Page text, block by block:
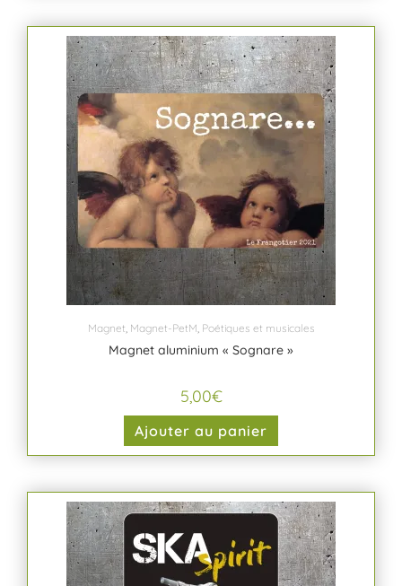
Magnet Magnet-PetM Poétiques et musicales
Magnet aluminium « Sognare »
5,00€
Ajouter au panier